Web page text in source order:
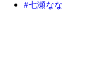
七瀬なな